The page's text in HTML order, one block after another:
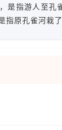
是指游人至孔
指原孔雀河栽